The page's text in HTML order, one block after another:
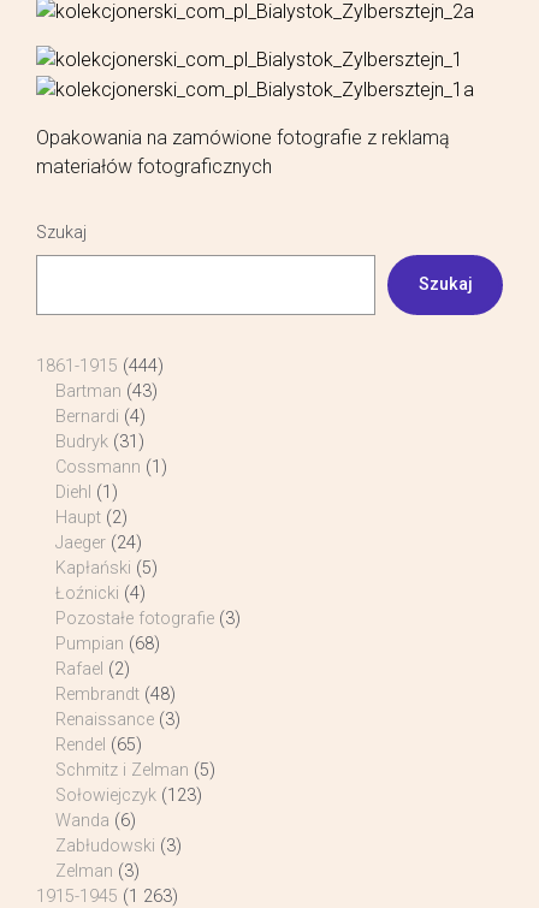
Opakowania na zamówione fotografie z reklamą
materiałów fotograficznych
Szukaj
Szukaj
1861-1915 (444)
Bartman (43)
Bernardi (4)
Budryk (31)
Cossmann (1)
Diehl (1)
Haupt (2)
Jaeger (24)
Kapłański (5)
Łoźnicki (4)
Pozostałe fotografie (3)
Pumpian (68)
Rafael (2)
Rembrandt (48)
Renaissance (3)
Rendel (65)
Schmitz i Zelman (5)
Sołowiejczyk (123)
Wanda (6)
Zabłudowski (3)
Zelman (3)
1915-1945 (1 263)